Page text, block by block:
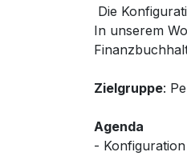
Die
In unserem
Zielgruppe:
Agenda
-